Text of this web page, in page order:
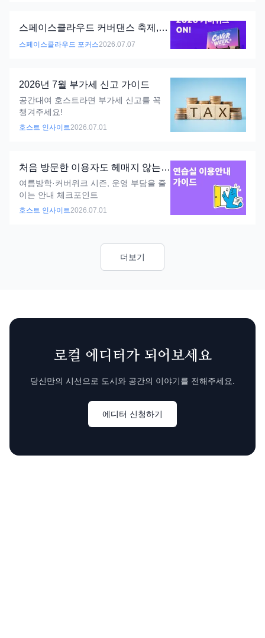
스페이스클라우드 커버댄스 축제,
2026 커버위크 ON ! (~8/2)
스페이스클라우드 포커스2026.07.07
2026년 7월 부가세 신고 가이드
공간대여 호스트라면 부가세 신고를 꼭
챙겨주세요!
호스트 인사이트2026.07.01
처음 방문한 이용자도 헤매지 않는
연습실 안내 가이드
여름방학·커버위크 시즌, 운영 부담을 줄
이는 안내 체크포인트
호스트 인사이트2026.07.01
더보기
로컬 에디터가 되어보세요
당신만의 시선으로 도시와 공간의 이야기를 전해주세요.
에디터 신청하기